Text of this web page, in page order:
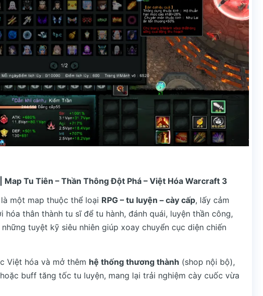
Tu Tiên – Thần Thông Đột Phá – Việt Hóa Warcraft 3
là một map thuộc thể loại RPG – tu luyện – cày cấp, lấy cảm
thân thành tu sĩ để tu hành, đánh quái, luyện thần công,
những tuyệt kỹ siêu nhiên giúp xoay chuyển cục diện chiến
Việt hóa và mở thêm hệ thống thương thành (shop nội bộ),
buff tăng tốc tu luyện, mang lại trải nghiệm cày cuốc vừa